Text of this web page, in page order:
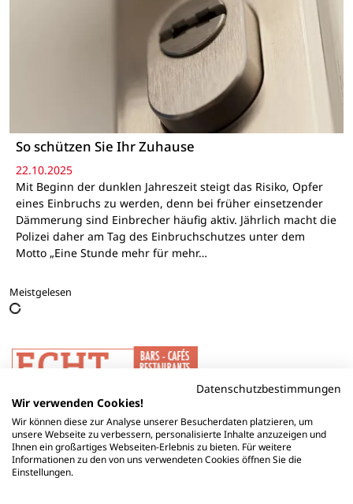
So schützen Sie Ihr Zuhause
22.10.2025
Mit Beginn der dunklen Jahreszeit steigt das Risiko, Opfer
eines Einbruchs zu werden, denn bei früher einsetzender
Dämmerung sind Einbrecher häufig aktiv. Jährlich macht die
Polizei daher am Tag des Einbruchschutzes unter dem
Motto „Eine Stunde mehr für mehr…
Meistgelesen
Datenschutzbestimmungen
Wir verwenden Cookies!
Wir können diese zur Analyse unserer Besucherdaten platzieren, um
unsere Webseite zu verbessern, personalisierte Inhalte anzuzeigen und
Ihnen ein großartiges Webseiten-Erlebnis zu bieten. Für weitere
Informationen zu den von uns verwendeten Cookies öffnen Sie die
Einstellungen.